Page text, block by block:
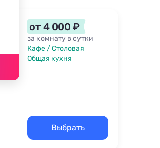
Сначала дешевле
Сначала дороже
Ближе к морю
от 4 000 ₽
за комнату в сутки
Кафе / Столовая
Общая кухня
Выбрать